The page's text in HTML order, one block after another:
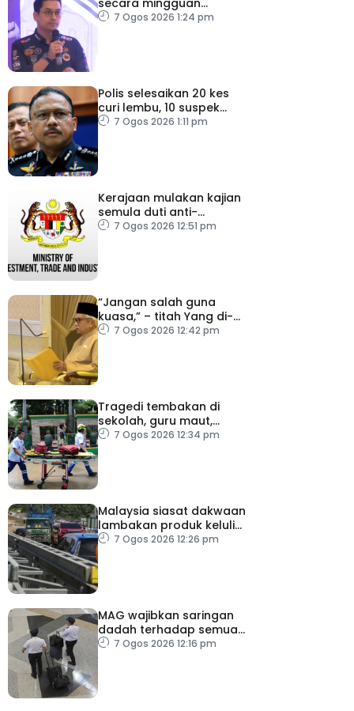
secara mingguan
pastikan persiapan F1
7 Ogos 2026 1:24 pm
Polis selesaikan 20 kes
curi lembu, 10 suspek
diberkas
7 Ogos 2026 1:11 pm
Kerajaan mulakan kajian
semula duti anti-
lambakan import
7 Ogos 2026 12:51 pm
“Jangan salah guna
kuasa,” – titah Yang di-
Pertuan Besar Negeri
7 Ogos 2026 12:42 pm
Tragedi tembakan di
sekolah, guru maut,
pelajar bunuh diri
7 Ogos 2026 12:34 pm
Malaysia siasat dakwaan
lambakan produk keluli
dari China, Taiwan dan
7 Ogos 2026 12:26 pm
MAG wajibkan saringan
dadah terhadap semua
juruterbang
7 Ogos 2026 12:16 pm